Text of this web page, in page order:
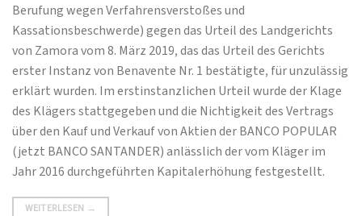
Berufung wegen Verfahrensverstoßes und
Kassationsbeschwerde) gegen das Urteil des Landgerichts
von Zamora vom 8. März 2019, das das Urteil des Gerichts
erster Instanz von Benavente Nr. 1 bestätigte, für unzulässig
erklärt wurden. Im erstinstanzlichen Urteil wurde der Klage
des Klägers stattgegeben und die Nichtigkeit des Vertrags
über den Kauf und Verkauf von Aktien der BANCO POPULAR
(jetzt BANCO SANTANDER) anlässlich der vom Kläger im
Jahr 2016 durchgeführten Kapitalerhöhung festgestellt.
WEITERLESEN →